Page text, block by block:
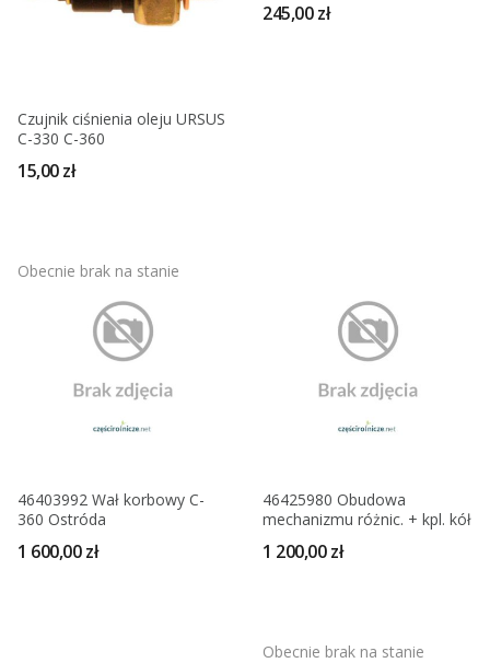
Czujnik ciśnienia oleju URSUS
C-330 C-360
15,00 zł
245,00 zł
Obecnie brak na stanie
46403992 Wał korbowy C-
360 Ostróda
1 600,00 zł
46425980 Obudowa
mechanizmu różnic. + kpl. kół
1 200,00 zł
Obecnie brak na stanie